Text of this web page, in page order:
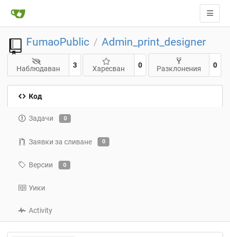
FumaoPublic / Admin_print_designer
Наблюдаван 3 Харесван 0 Разклонения 0
Код
Задачи 0
Заявки за сливане 0
Версии 0
Уики
Activity